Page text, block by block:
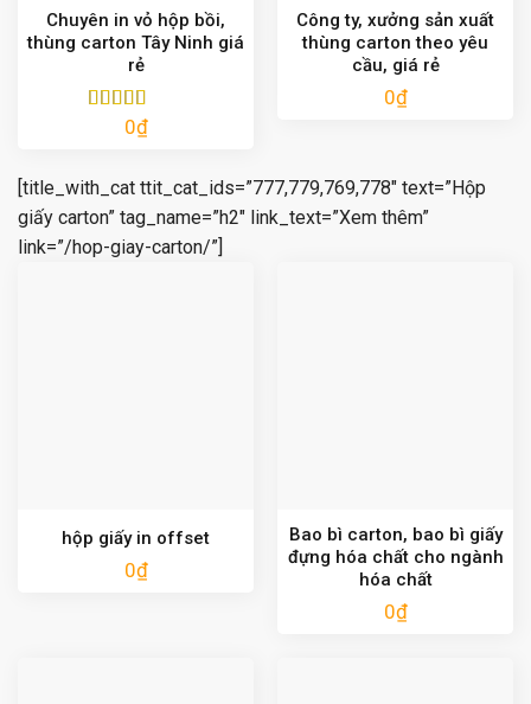
Chuyên in vỏ hộp bồi,
thùng carton Tây Ninh giá
rẻ
Được xếp
0₫
Công ty, xưởng sản xuất
thùng carton theo yêu
cầu, giá rẻ
0₫
[title_with_cat ttit_cat_ids=”777,779,769,778″ text=”Hộp
giấy carton” tag_name=”h2″ link_text=”Xem thêm”
link=”/hop-giay-carton/”]
hộp giấy in offset
0₫
Bao bì carton, bao bì giấy
đựng hóa chất cho ngành
hóa chất
0₫